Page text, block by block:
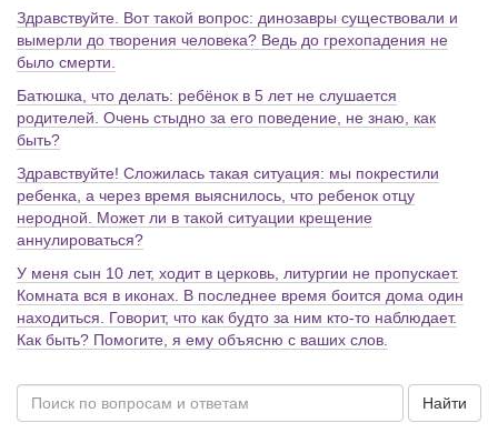
Здравствуйте. Вот такой вопрос: динозавры существовали и
вымерли до творения человека? Ведь до грехопадения не
было смерти.
Батюшка, что делать: ребёнок в 5 лет не слушается
родителей. Очень стыдно за его поведение, не знаю, как
быть?
Здравствуйте! Сложилась такая ситуация: мы покрестили
ребенка, а через время выяснилось, что ребенок отцу
неродной. Может ли в такой ситуации крещение
аннулироваться?
У меня сын 10 лет, ходит в церковь, литургии не пропускает.
Комната вся в иконах. В последнее время боится дома один
находиться. Говорит, что как будто за ним кто-то наблюдает.
Как быть? Помогите, я ему объясню с ваших слов.
Найти